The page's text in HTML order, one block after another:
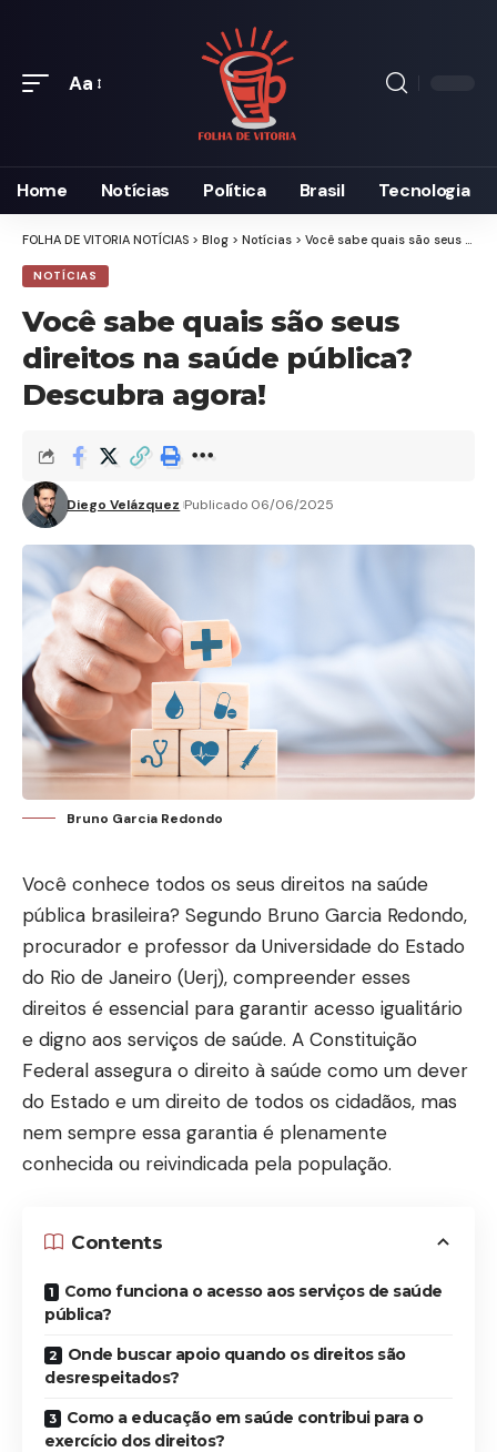
Aa
Home Notícias Política Brasil Tecnologia
FOLHA DE VITORIA NOTÍCIAS > Blog > Notícias > Você sabe quais são seus direitos na saúde pública? Descubra agora!
NOTÍCIAS
Você sabe quais são seus
direitos na saúde pública?
Descubra agora!
Diego Velázquez Publicado 06/06/2025
Bruno Garcia Redondo
Você conhece todos os seus direitos na saúde
pública brasileira? Segundo Bruno Garcia Redondo,
procurador e professor da Universidade do Estado
do Rio de Janeiro (Uerj), compreender esses
direitos é essencial para garantir acesso igualitário
e digno aos serviços de saúde. A Constituição
Federal assegura o direito à saúde como um dever
do Estado e um direito de todos os cidadãos, mas
nem sempre essa garantia é plenamente
conhecida ou reivindicada pela população.
Contents
Como funciona o acesso aos serviços de saúde
pública?
Onde buscar apoio quando os direitos são
desrespeitados?
Como a educação em saúde contribui para o
exercício dos direitos?